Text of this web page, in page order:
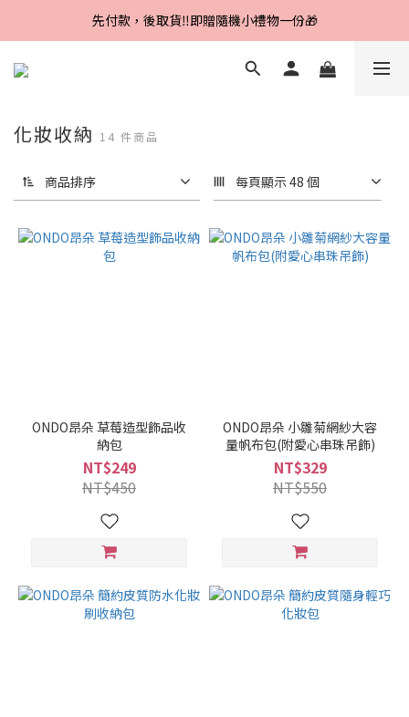
Line好友招募中，首購、回購皆贈100元
先付款，後取貨‼️即贈隨機小禮物一份🎁
Line好友招募中，首購、回購皆贈100元
化妝收納 14 件商品
商品排序 每頁顯示 48 個
ONDO昂朵 草莓造型飾品收
納包
NT$249
NT$450
ONDO昂朵 小雛菊網紗大容
量帆布包(附愛心串珠吊飾)
NT$329
NT$550